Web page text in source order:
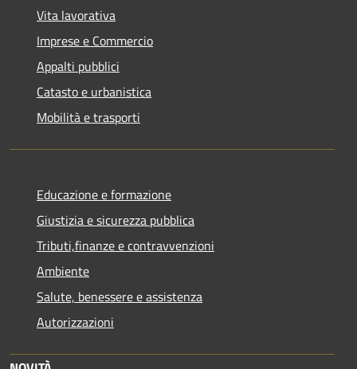
Vita lavorativa
Imprese e Commercio
Appalti pubblici
Catasto e urbanistica
Mobilità e trasporti
Educazione e formazione
Giustizia e sicurezza pubblica
Tributi,finanze e contravvenzioni
Ambiente
Salute, benessere e assistenza
Autorizzazioni